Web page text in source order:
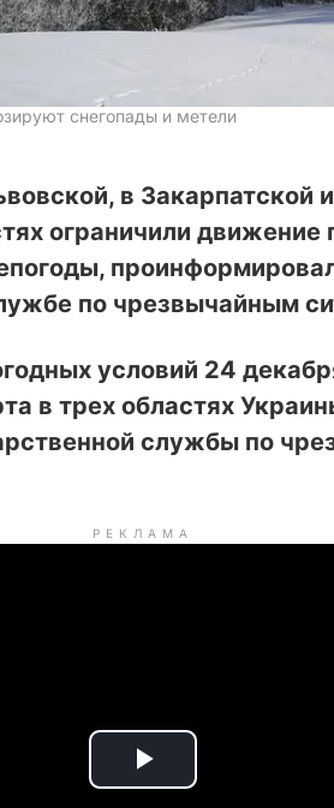
снегопады и метели
в Закарпатской
ограничили движение
по чрезвычайным
условий 24
в трех областях
службы по
РЕКЛАМА
P